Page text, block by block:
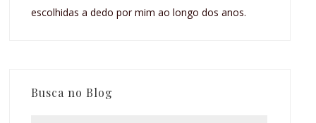
escolhidas a dedo por mim ao longo dos anos.
Busca no Blog